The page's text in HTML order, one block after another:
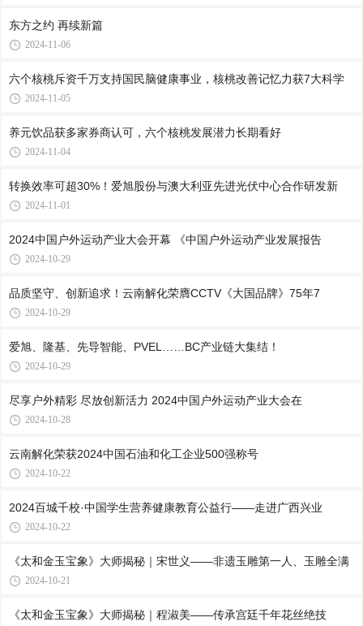
东方之约 再续新篇
2024-11-06
六个核桃斥资千万支持国民脑健康事业，核桃改善记忆力获7大科学
2024-11-05
养元饮品获多家券商认可，六个核桃发展潜力长期看好
2024-11-04
转换效率可超30%！爱旭股份与澳大利亚先进光伏中心合作研发新
2024-11-01
2024中国户外运动产业大会开幕 《中国户外运动产业发展报告
2024-10-29
品质坚守、创新追求！云南解化荣膺CCTV《大国品牌》75年7
2024-10-29
爱旭、隆基、先导智能、PVEL……BC产业链大集结！
2024-10-29
尽享户外精彩 尽放创新活力 2024中国户外运动产业大会在
2024-10-28
云南解化荣获2024中国石油和化工企业500强称号
2024-10-22
2024百城千校·中国学生营养健康教育公益行——走进广西兴业
2024-10-22
《太和金玉宝象》大师揭秘｜宋世义——非遗玉雕第一人、玉雕全满
2024-10-21
《太和金玉宝象》大师揭秘｜程淑美——传承宫廷千年花丝绝技